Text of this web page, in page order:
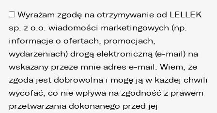
Wyrażam zgodę na otrzymywanie od LELLEK
sp. z o.o. wiadomości marketingowych (np.
informacje o ofertach, promocjach,
wydarzeniach) drogą elektroniczną (e-mail) na
wskazany przeze mnie adres e-mail. Wiem, że
zgoda jest dobrowolna i mogę ją w każdej chwili
wycofać, co nie wpływa na zgodność z prawem
przetwarzania dokonanego przed jej